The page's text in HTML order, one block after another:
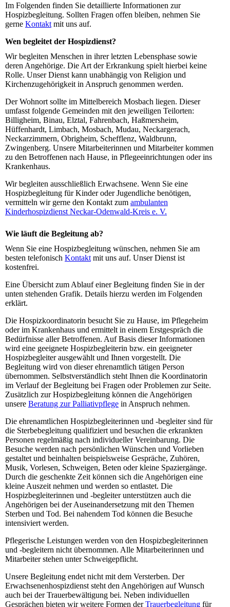
Im Folgenden finden Sie detaillierte Informationen zur
Hospizbegleitung. Sollten Fragen offen bleiben, nehmen Sie
gerne Kontakt mit uns auf.
Wen begleitet der Hospizdienst?
Wir begleiten Menschen in ihrer letzten Lebensphase sowie
deren Angehörige. Die Art der Erkrankung spielt hierbei keine
Rolle. Unser Dienst kann unabhängig von Religion und
Kirchenzugehörigkeit in Anspruch genommen werden.
Der Wohnort sollte im Mittelbereich Mosbach liegen. Dieser
umfasst folgende Gemeinden mit den jeweiligen Teilorten:
Billigheim, Binau, Elztal, Fahrenbach, Haßmersheim,
Hüffenhardt, Limbach, Mosbach, Mudau, Neckargerach,
Neckarzimmern, Obrigheim, Schefflenz, Waldbrunn,
Zwingenberg. Unsere Mitarbeiterinnen und Mitarbeiter kommen
zu den Betroffenen nach Hause, in Pflegeeinrichtungen oder ins
Krankenhaus.
Wir begleiten ausschließlich Erwachsene. Wenn Sie eine
Hospizbegleitung für Kinder oder Jugendliche benötigen,
vermitteln wir gerne den Kontakt zum ambulanten
Kinderhospizdienst Neckar-Odenwald-Kreis e. V.
Wie läuft die Begleitung ab?
Wenn Sie eine Hospizbegleitung wünschen, nehmen Sie am
besten telefonisch Kontakt mit uns auf. Unser Dienst ist
kostenfrei.
Eine Übersicht zum Ablauf einer Begleitung finden Sie in der
unten stehenden Grafik. Details hierzu werden im Folgenden
erklärt.
Die Hospizkoordinatorin besucht Sie zu Hause, im Pflegeheim
oder im Krankenhaus und ermittelt in einem Erstgespräch die
Bedürfnisse aller Betroffenen. Auf Basis dieser Informationen
wird eine geeignete Hospizbegleiterin bzw. ein geeigneter
Hospizbegleiter ausgewählt und Ihnen vorgestellt. Die
Begleitung wird von dieser ehrenamtlich tätigen Person
übernommen. Selbstverständlich steht Ihnen die Koordinatorin
im Verlauf der Begleitung bei Fragen oder Problemen zur Seite.
Zusätzlich zur Hospizbegleitung können die Angehörigen
unsere Beratung zur Palliativpflege in Anspruch nehmen.
Die ehrenamtlichen Hospizbegleiterinnen und -begleiter sind für
die Sterbebegleitung qualifiziert und besuchen die erkrankten
Personen regelmäßig nach individueller Vereinbarung. Die
Besuche werden nach persönlichen Wünschen und Vorlieben
gestaltet und beinhalten beispielsweise Gespräche, Zuhören,
Musik, Vorlesen, Schweigen, Beten oder kleine Spaziergänge.
Durch die geschenkte Zeit können sich die Angehörigen eine
kleine Auszeit nehmen und werden so entlastet. Die
Hospizbegleiterinnen und -begleiter unterstützen auch die
Angehörigen bei der Auseinandersetzung mit den Themen
Sterben und Tod. Bei nahendem Tod können die Besuche
intensiviert werden.
Pflegerische Leistungen werden von den Hospizbegleiterinnen
und -begleitern nicht übernommen. Alle Mitarbeiterinnen und
Mitarbeiter stehen unter Schweigepflicht.
Unsere Begleitung endet nicht mit dem Versterben. Der
Erwachsenenhospizdienst steht den Angehörigen auf Wunsch
auch bei der Trauerbewältigung bei. Neben individuellen
Gesprächen bieten wir weitere Formen derTrauerbegleitung für